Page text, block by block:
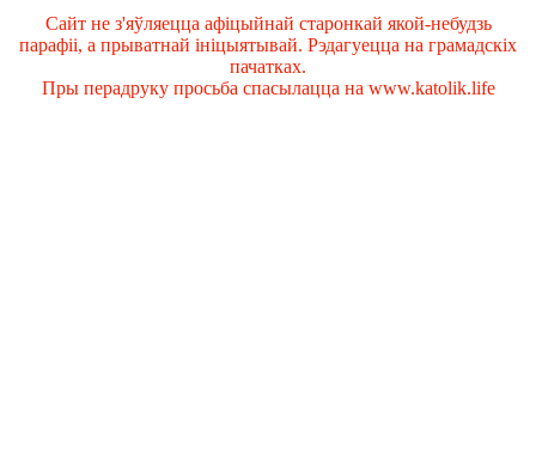
Сайт не з'яўляецца афіцыйнай старонкай якой-небудзь
парафіі, а прыватнай ініцыятывай. Рэдагуецца на грамадскіх
пачатках.
Пры перадруку просьба спасылацца на www.katolik.life